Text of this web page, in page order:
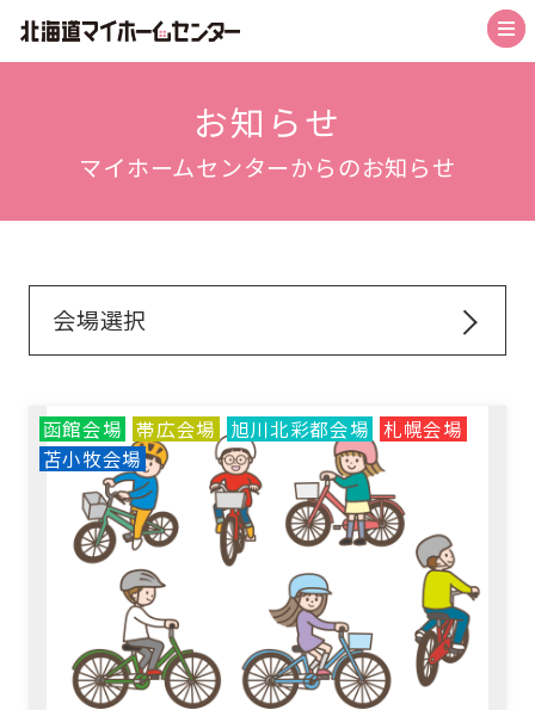
札幌北会場
旭川北彩都会場
帯広会場
苫小牧会場
お知らせ
収納コラム
マイホームセンターとは
お知らせ
マイホームセンターからのお知らせ
会場選択
函館会場 帯広会場 旭川北彩都会場
札幌会場
苫小牧会場